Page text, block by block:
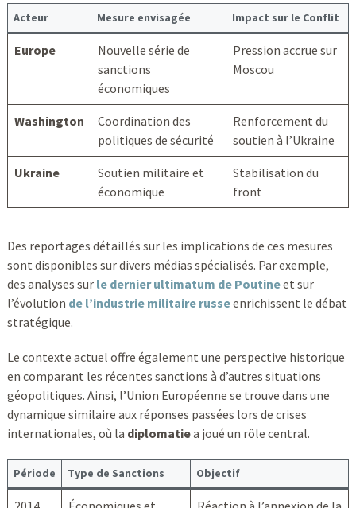
Acteur Mesure envisagée Impact sur le Conflit
Europe
Nouvelle série de
sanctions
économiques
Pression accrue sur
Moscou
Washington
Coordination des
politiques de sécurité
Renforcement du
soutien à l’Ukraine
Ukraine
Soutien militaire et
économique
Stabilisation du
front
Des reportages détaillés sur les implications de ces mesures
sont disponibles sur divers médias spécialisés. Par exemple,
des analyses sur le dernier ultimatum de Poutineet sur
l’évolution de l’industrie militaire russeenrichissent le débat
stratégique.
Le contexte actuel offre également une perspective historique
en comparant les récentes sanctions à d’autres situations
géopolitiques. Ainsi, l’Union Européenne se trouve dans une
dynamique similaire aux réponses passées lors de crises
internationales, où la diplomatiea joué un rôle central.
Période Type de Sanctions Objectif